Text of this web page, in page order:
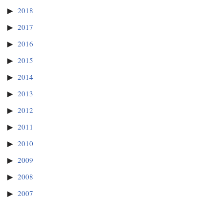
2018
2017
2016
2015
2014
2013
2012
2011
2010
2009
2008
2007